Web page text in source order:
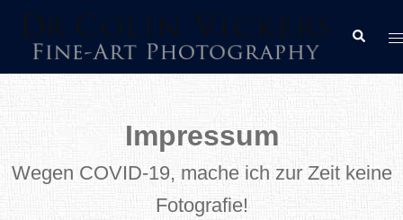
Zum
Inhalt
springen
Suche
Impressum
Wegen COVID-19, mache ich zur Zeit keine
Fotografie!